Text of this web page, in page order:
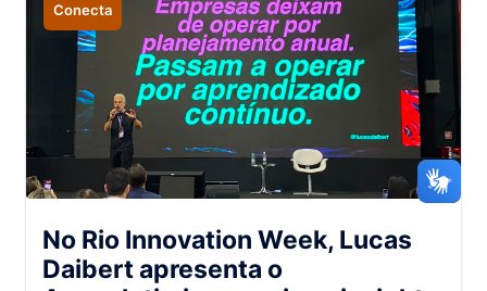
Conecta
No Rio Innovation Week, Lucas
Daibert apresenta o